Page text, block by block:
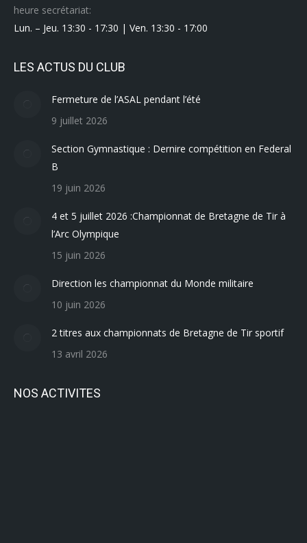
heure secrétariat:
Lun. – Jeu. 13:30 - 17:30 | Ven. 13:30 - 17:00
LES ACTUS DU CLUB
Fermeture de l’ASAL pendant l’été
9 juillet 2026
Section Gymnastique : Dernire compétition en Federal
B
19 juin 2026
4 et 5 juillet 2026 :Championnat de Bretagne de Tir à
l’Arc Olympique
15 juin 2026
Direction les championnat du Monde militaire
10 juin 2026
2 titres aux championnats de Bretagne de Tir sportif
13 avril 2026
NOS ACTIVITES